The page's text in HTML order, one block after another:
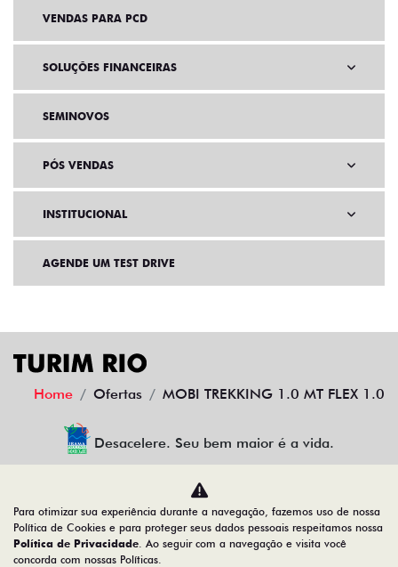
VENDAS PARA PCD
SOLUÇÕES FINANCEIRAS
SEMINOVOS
PÓS VENDAS
INSTITUCIONAL
AGENDE UM TEST DRIVE
Home Ofertas MOBI TREKKING 1.0 MT FLEX 1.0
Desacelere. Seu bem maior é a vida.
TURIM RIO VEICULOS LTDA
34.777.421/0003-07
Para otimizar sua experiência durante a navegação, fazemos uso de nossa
Política de Cookies e para proteger seus dados pessoais respeitamos nossa
Política de Privacidade. Ao seguir com a navegação e visita você
concorda com nossas Políticas.